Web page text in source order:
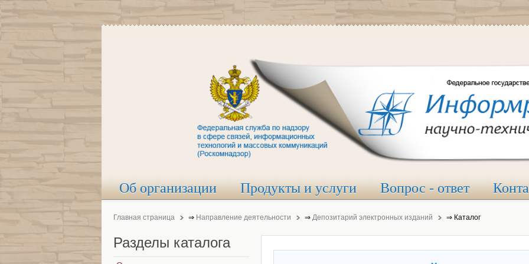
Об организации Продукты и услуги Вопрос - ответ
Главная страница ⇒ Направление деятельности ⇒ Депозитарий электронных изданий ⇒ Каталог
Разделы каталога